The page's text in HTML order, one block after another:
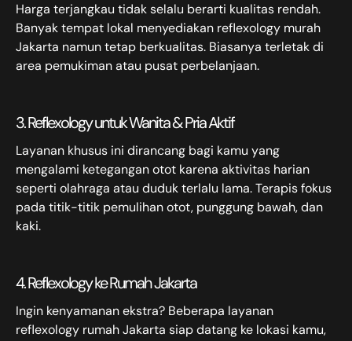
Harga terjangkau tidak selalu berarti kualitas rendah.
Banyak tempat lokal menyediakan reflexology murah
Jakarta namun tetap berkualitas. Biasanya terletak di
area pemukiman atau pusat perbelanjaan.
3. Reflexology untuk Wanita & Pria Aktif
Layanan khusus ini dirancang bagi kamu yang
mengalami ketegangan otot karena aktivitas harian
seperti olahraga atau duduk terlalu lama. Terapis fokus
pada titik-titik pemulihan otot, punggung bawah, dan
kaki.
4. Reflexology ke Rumah Jakarta
Ingin kenyamanan ekstra? Beberapa layanan
reflexology rumah Jakarta siap datang ke lokasi kamu,